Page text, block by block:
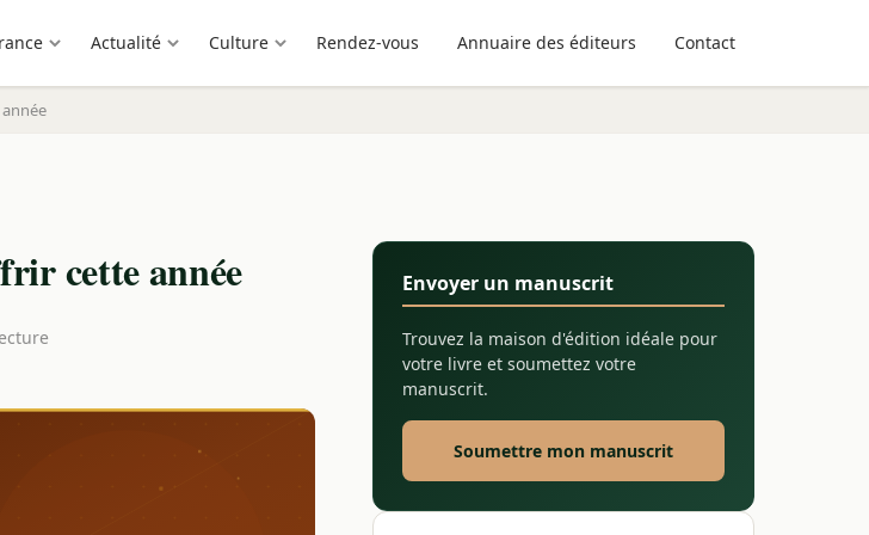
Actualité Culture Rendez-vous Annuaire des éditeurs Contact
cette année Envoyer un manuscrit
Trouvez la maison d'édition idéale pour
votre livre et soumettez votre
manuscrit.
Soumettre mon manuscrit